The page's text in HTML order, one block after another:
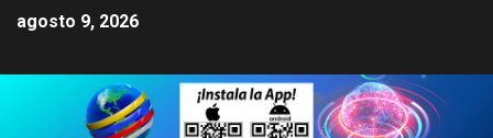
agosto 9, 2026